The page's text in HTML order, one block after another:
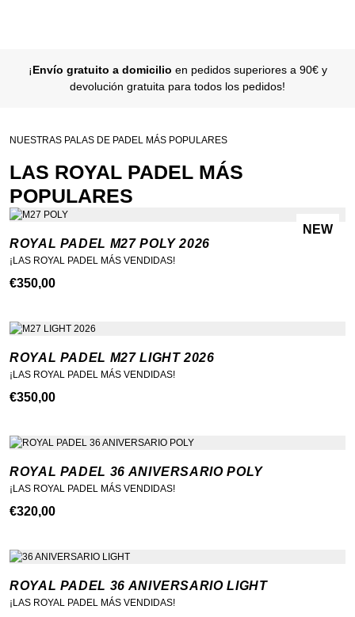
¡Envío gratuito a domicilio en pedidos superiores a 90€ y
devolución gratuita para todos los pedidos!
NUESTRAS PALAS DE PADEL MÁS POPULARES
LAS ROYAL PADEL MÁS
POPULARES
NEW
ROYAL PADEL M27 POLY 2026
¡LAS ROYAL PADEL MÁS VENDIDAS!
€350,00
ROYAL PADEL M27 LIGHT 2026
¡LAS ROYAL PADEL MÁS VENDIDAS!
€350,00
ROYAL PADEL 36 ANIVERSARIO POLY
¡LAS ROYAL PADEL MÁS VENDIDAS!
€320,00
ROYAL PADEL 36 ANIVERSARIO LIGHT
¡LAS ROYAL PADEL MÁS VENDIDAS!